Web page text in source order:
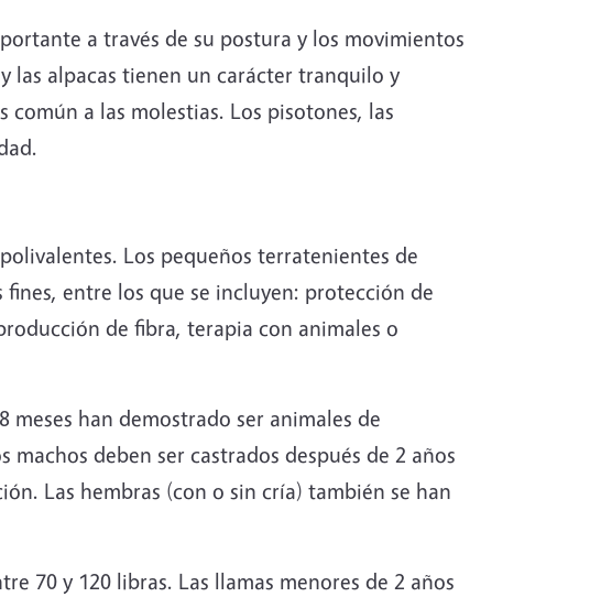
a través de su postura y los movimientos
las alpacas tienen un carácter tranquilo y
común a las molestias. Los pisotones, las
Los pequeños terratenientes de
entre los que se incluyen: protección de
de fibra, terapia con animales o
meses han demostrado ser animales de
deben ser castrados después de 2 años
Las hembras (con o sin cría) también se han
70 y 120 libras. Las llamas menores de 2 años